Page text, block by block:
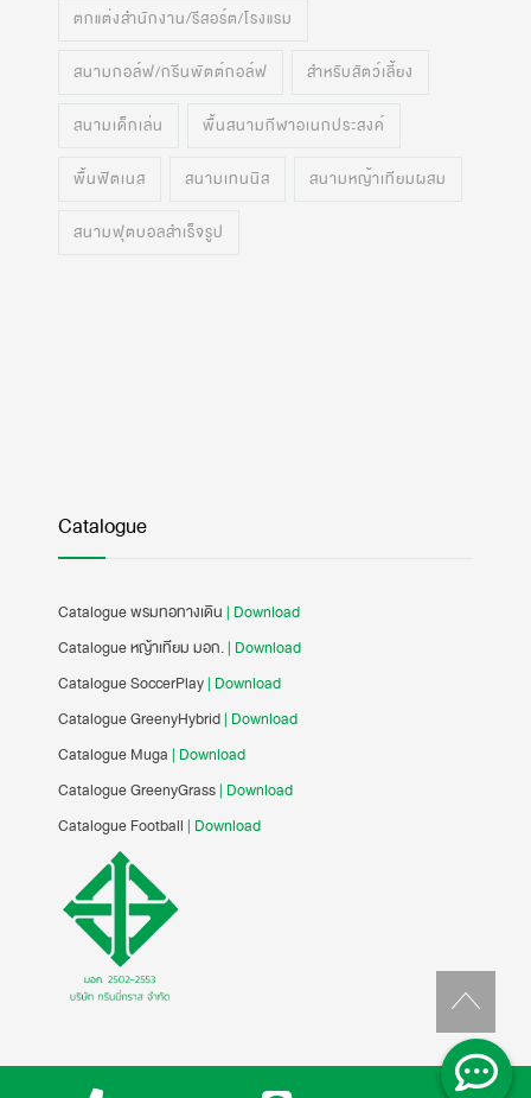
ตกแต่งสำนักงาน/รีสอร์ต/โรงแรม
สนามกอล์ฟ/กรีนพัตต์กอล์ฟ สำหรับสัตว์เลี้ยง
สนามเด็กเล่น พื้นสนามกีฬาอเนกประสงค์
พื้นฟิตเนส สนามเทนนิส สนามหญ้าเทียมผสม
สนามฟุตบอลสำเร็จรูป
Catalogue
Catalogue พรมทอทางเดิน | Download
Catalogue หญ้าเทียม มอก.| Download
Catalogue SoccerPlay| Download
Catalogue GreenyHybrid| Download
Catalogue Muga | Download
Catalogue GreenyGrass| Download
Catalogue Football | Download